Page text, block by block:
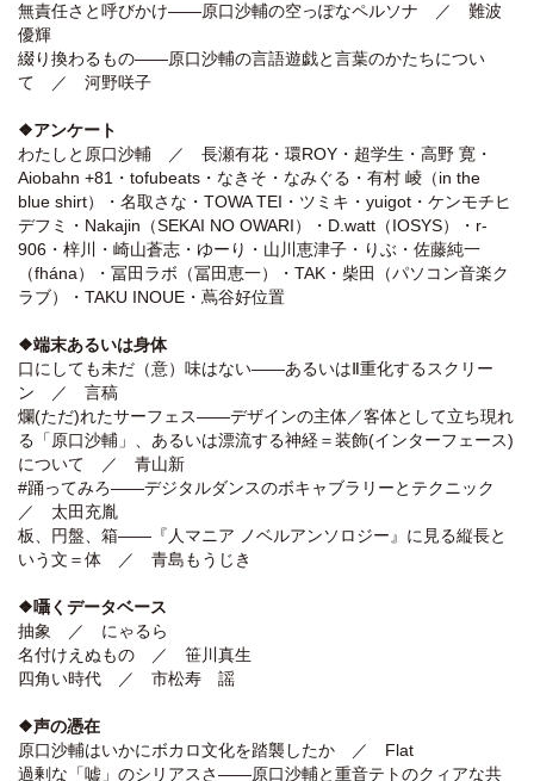
無責任さと呼びかけ――原口沙輔の空っぽなペルソナ ／ 難波
優輝
綴り換わるもの――原口沙輔の言語遊戯と言葉のかたちについ
て ／ 河野咲子
❖アンケート
わたしと原口沙輔 ／ 長瀬有花・環ROY・超学生・高野 寛・
Aiobahn +81・tofubeats・なきそ・なみぐる・有村 崚（in the
blue shirt）・名取さな・TOWA TEI・ツミキ・yuigot・ケンモチヒ
デフミ・Nakajin（SEKAI NO OWARI）・D.watt（IOSYS）・r-
906・梓川・崎山蒼志・ゆーり・山川恵津子・りぶ・佐藤純一
（fhána）・冨田ラボ（冨田恵一）・TAK・柴田（パソコン音楽ク
ラブ）・TAKU INOUE・蔦谷好位置
❖端末あるいは身体
口にしても未だ（意）味はない――あるいはⅡ重化するスクリー
ン ／ 言稿
爛(ただ)れたサーフェス――デザインの主体／客体として立ち現れ
る「原口沙輔」、あるいは漂流する神経＝装飾(インターフェース)
について ／ 青山新
#踊ってみろ――デジタルダンスのボキャブラリーとテクニック
／ 太田充胤
板、円盤、箱――『人マニア ノベルアンソロジー』に見る縦長と
いう文＝体 ／ 青島もうじき
❖囁くデータベース
抽象 ／ にゃるら
名付けえぬもの ／ 笹川真生
四角い時代 ／ 市松寿ゞ謡
❖声の憑在
原口沙輔はいかにボカロ文化を踏襲したか ／ Flat
過剰な「嘘」のシリアスさ――原口沙輔と重音テトのクィアな共